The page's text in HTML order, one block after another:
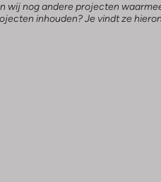
wij nog andere projecten
inhouden? Je vindt ze